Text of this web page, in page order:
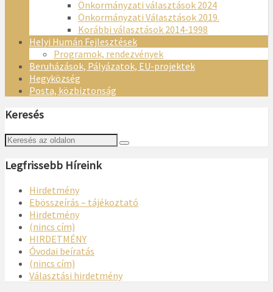
Önkormányzati választások 2024
Önkormányzati Választások 2019.
Korábbi választások 2014-1998
Helyi Humán Fejlesztések
Programok, rendezvények
Beruházások, Pályázatok, EU-projektek
Hegyközség
Posta, közbiztonság
Keresés
Legfrissebb Híreink
Hirdetmény
Ebösszeírás – tájékoztató
Hirdetmény
(nincs cím)
HIRDETMÉNY
Óvodai beíratás
(nincs cím)
Választási hirdetmény